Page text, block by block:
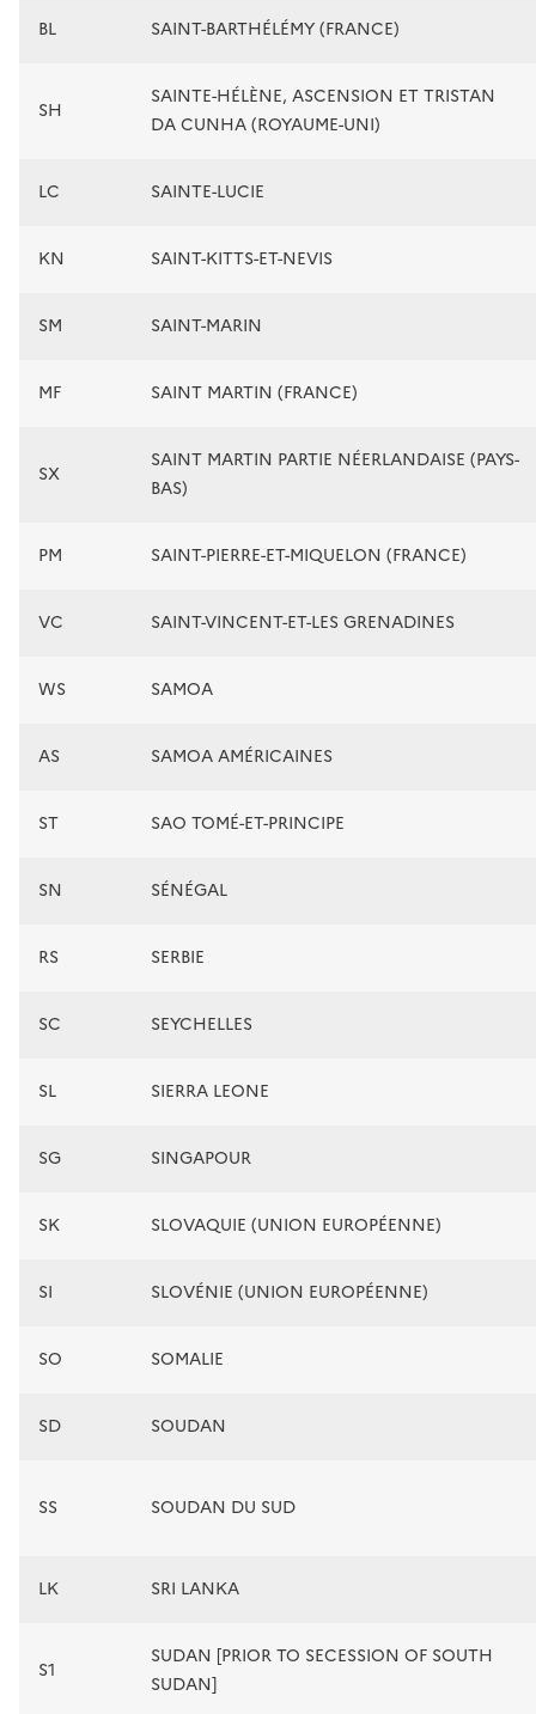
BL SAINT-BARTHÉLÉMY (FRANCE)
SH
SAINTE-HÉLÈNE, ASCENSION ET TRISTAN
DA CUNHA (ROYAUME-UNI)
LC SAINTE-LUCIE
KN SAINT-KITTS-ET-NEVIS
SM SAINT-MARIN
MF SAINT MARTIN (FRANCE)
SX
SAINT MARTIN PARTIE NÉERLANDAISE (PAYS-
BAS)
PM SAINT-PIERRE-ET-MIQUELON (FRANCE)
VC SAINT-VINCENT-ET-LES GRENADINES
WS SAMOA
AS SAMOA AMÉRICAINES
ST SAO TOMÉ-ET-PRINCIPE
SN SÉNÉGAL
RS SERBIE
SC SEYCHELLES
SL SIERRA LEONE
SG SINGAPOUR
SK SLOVAQUIE (UNION EUROPÉENNE)
SI SLOVÉNIE (UNION EUROPÉENNE)
SO SOMALIE
SD SOUDAN
SS SOUDAN DU SUD
LK SRI LANKA
S1
SUDAN [PRIOR TO SECESSION OF SOUTH
SUDAN]